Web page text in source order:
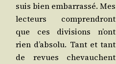
suis bien embar­ras­sé. Mes
lec­teurs com­pren­dront
que ces divi­sions n’ont
rien d’ab­so­lu. Tant et tant
de revues che­vauchent